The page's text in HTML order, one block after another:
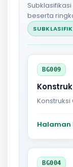
beserta
BG009
Konstruksi
BG004